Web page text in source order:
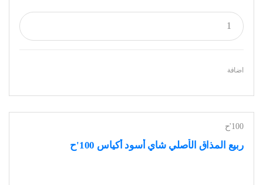
اضافة
100'ح
ربيع المذاق الأصلي شاي أسود أكياس 100'ح